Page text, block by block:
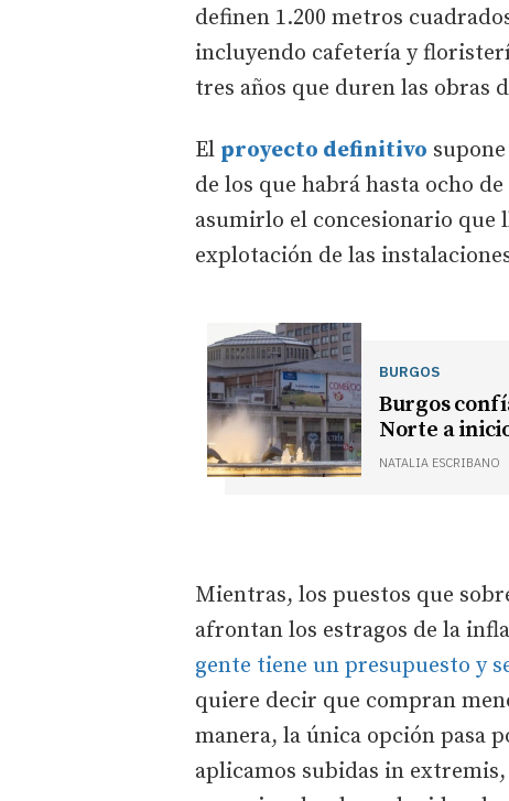
definen 1.200 metros
incluyendo cafetería y
tres años que duren las obras
El proyecto definitivo
de los que habrá hasta ocho
asumirlo el concesionario que
explotación de las
BURGOS
Burgos
Norte a
NATALIA ESCRIBANO
Mientras, los puestos que
afrontan los estragos de la
gente tiene un presupuesto y
quiere decir que compran
manera, la única opción pasa
aplicamos subidas in